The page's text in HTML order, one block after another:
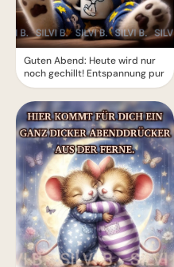
Guten Abend: Heute wird nur
noch gechillt! Entspannung pur